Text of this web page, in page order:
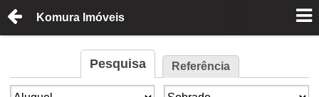
Komura Imóveis
Pesquisa Referência
Finalidade: Tipo de imóvel: